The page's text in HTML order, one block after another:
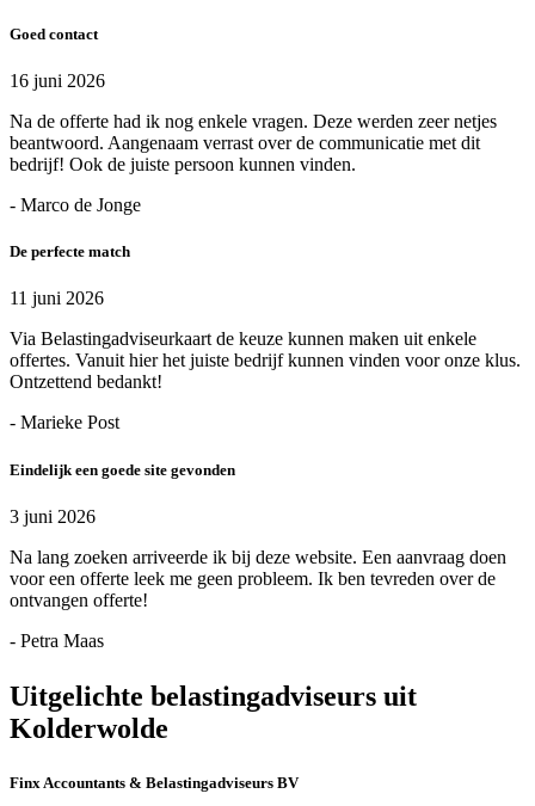
Goed contact
16 juni 2026
Na de offerte had ik nog enkele vragen. Deze werden zeer netjes
beantwoord. Aangenaam verrast over de communicatie met dit
bedrijf! Ook de juiste persoon kunnen vinden.
- Marco de Jonge
De perfecte match
11 juni 2026
Via Belastingadviseurkaart de keuze kunnen maken uit enkele
offertes. Vanuit hier het juiste bedrijf kunnen vinden voor onze klus.
Ontzettend bedankt!
- Marieke Post
Eindelijk een goede site gevonden
3 juni 2026
Na lang zoeken arriveerde ik bij deze website. Een aanvraag doen
voor een offerte leek me geen probleem. Ik ben tevreden over de
ontvangen offerte!
- Petra Maas
Uitgelichte belastingadviseurs uit
Kolderwolde
Finx Accountants & Belastingadviseurs BV